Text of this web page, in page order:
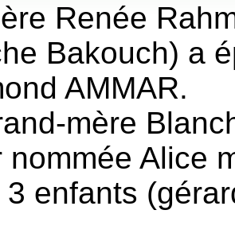
Renée
Bakouch) a
AMMAR.
mère
nommée Alice
3 enfants